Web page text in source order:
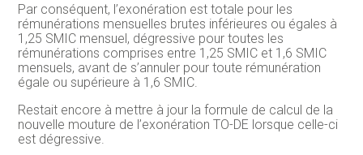
Par conséquent, l’exonération est totale pour les
rémunérations mensuelles brutes inférieures ou égales à
1,25 SMIC mensuel, dégressive pour toutes les
rémunérations comprises entre 1,25 SMIC et 1,6 SMIC
mensuels, avant de s’annuler pour toute rémunération
égale ou supérieure à 1,6 SMIC.
Restait encore à mettre à jour la formule de calcul de la
nouvelle mouture de l’exonération TO-DE lorsque celle-ci
est dégressive.